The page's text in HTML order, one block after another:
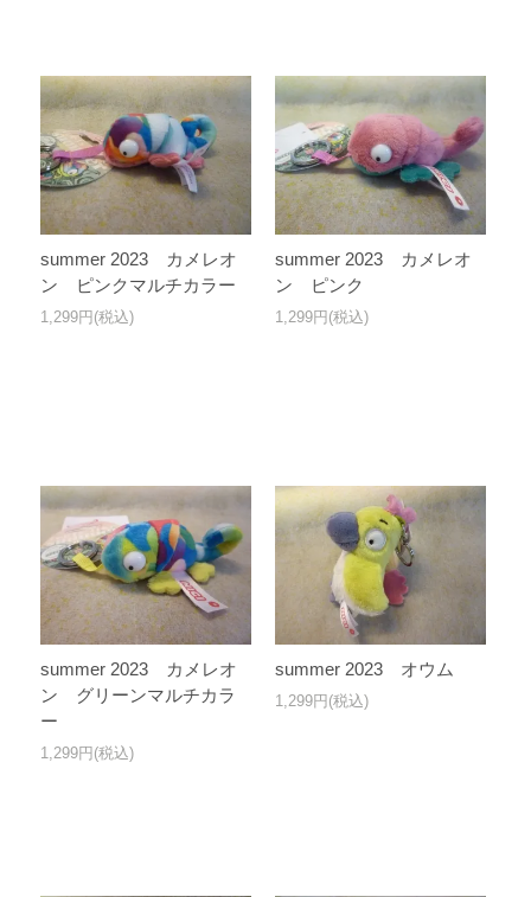
summer 2023 カメレオ
ン ピンクマルチカラー
1,299円(税込)
summer 2023 カメレオ
ン ピンク
1,299円(税込)
summer 2023 カメレオ
ン グリーンマルチカラ
ー
1,299円(税込)
summer 2023 オウム
1,299円(税込)